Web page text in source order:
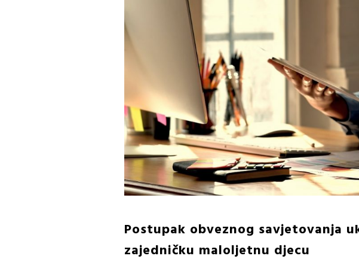
Postupak obveznog savjetovanja
zajedničku maloljetnu djecu